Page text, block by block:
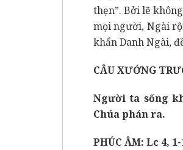
thẹn”. Bởi lẽ
mọi người, Ngài
khẩn Danh Ngài,
CÂU XƯỚNG
Người ta sống
Chúa phán ra.
PHÚC ÂM: Lc 4,